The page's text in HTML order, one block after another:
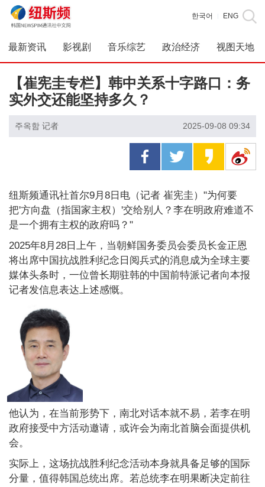
한국어 ENG
最新资讯 影视剧 音乐综艺 政治经济 视图天地
【崔宪圭专栏】韩中关系十字路口：务
实外交还能坚持多久？
주옥함 记者 2025-09-08 09:34
纽斯频通讯社首尔9月8日电（记者 崔宪圭）"为何要
把'方向盘（指国家主权）'交给别人？李在明政府难道不
是一个拥有主权的政府吗？"
2025年8月28日上午，当朝鲜国务委员会委员长金正恩
将出席中国抗战胜利纪念日阅兵式的消息成为全球主要
媒体头条时，一位曾长期驻韩的中国前特派记者向本报
记者发信息表达上述感慨。
他认为，在当前形势下，南北对话本就不易，若李在明
政府接受中方活动邀请，或许会为南北首脑会面提供机
会。
实际上，这场抗战胜利纪念活动本身就具备足够的国际
分量，值得韩国总统出席。若总统李在明果断决定前往